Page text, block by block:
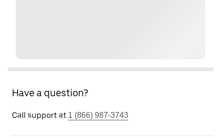
Have a question?
Call support at 1 (866) 987-3743